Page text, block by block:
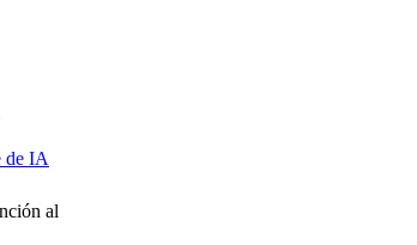
de IA
al